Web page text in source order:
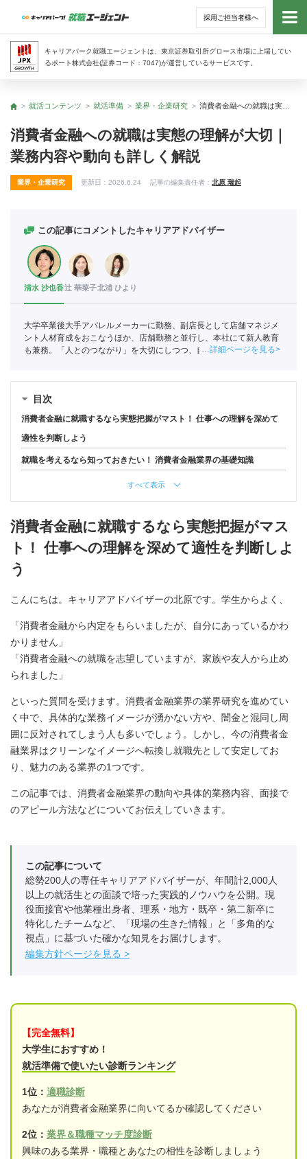
採用ご担当者様へ
キャリアパーク就職エージェントは、東京証券取引所グロース市場に上場してい
るポート株式会社(証券コード：7047)が運営しているサービスです。
トッ
トップ
就活コンテンツ 就活準備 業界・企業研究
消費者金融への就職は実態の理解が大切｜
業務内容や動向も詳しく解説
業界・企業研究 更新日： 2026.6.24 記事の編集責任者： 北原 瑞起
この記事にコメントしたキャリアアドバイザー
清水 沙也香辻 華菜子北浦 ひより
大学卒業後大手アパレルメーカーに勤務、副店長として店舗マネジメ
ント人材育成をおこなうほか、店舗勤務と並行し、本社にて新人教育
も兼務。「人とのつながり」を大切にしつつ、自分の長いキャリアを
詳細ページを見る
目次
消費者金融に就職するなら実態把握がマスト！ 仕事への理解を深めて
適性を判断しよう
就職を考えるなら知っておきたい！ 消費者金融業界の基礎知識
すべて表示
消費者金融に就職するなら実態把握がマス
ト！ 仕事への理解を深めて適性を判断しよ
う
こんにちは。キャリアアドバイザーの北原です。学生からよく、
「消費者金融から内定をもらいましたが、自分にあっているかわ
かりません」
「消費者金融への就職を志望していますが、家族や友人から止め
られました」
といった質問を受けます。消費者金融業界の業界研究を進めてい
く中で、具体的な業務イメージが湧かない方や、闇金と混同し周
囲に反対されてしまう人も多いでしょう。しかし、今の消費者金
融業界はクリーンなイメージへ転換し就職先として安定してお
り、魅力のある業界の1つです。
この記事では、消費者金融業界の動向や具体的業務内容、面接で
のアピール方法などについてお伝えしていきます。
この記事について
総勢200人の専任キャリアアドバイザーが、年間計2,000人
以上の就活生との面談で培った実践的ノウハウを公開。現
役面接官や他業種出身者、理系・地方・既卒・第二新卒に
特化したチームなど、「現場の生きた情報」と「多角的な
視点」に基づいた確かな知見をお届けします。
編集方針ページを見る
【完全無料】
大学生におすすめ！
就活準備で使いたい診断ランキング
1位： 適職診断
あなたが消費者金融業界に向いてるか確認してください
2位： 業界＆職種マッチ度診断
興味のある業界・職種とあなたの相性を診断しましょう